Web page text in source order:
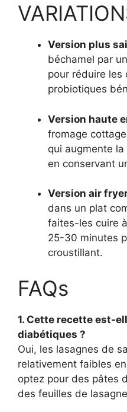
Version plus
béchamel par
pour réduire les
probiotiques
Version haute
fromage
qui augmente
en conservant
Version air
dans un plat
faites-les cuire
25-30 minutes
croustillant.
FAQs
1. Cette recette est-
diabétiques ?
Oui, les lasagnes de
relativement faibles
optez pour des pâtes
des feuilles de